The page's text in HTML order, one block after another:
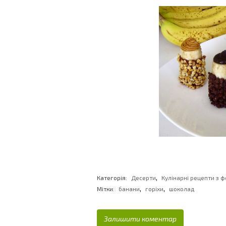
Категорія: Десерти,
Кулінарні рецепти з
Мітки:
банани, горіхи, шоколад
Залишити коментар